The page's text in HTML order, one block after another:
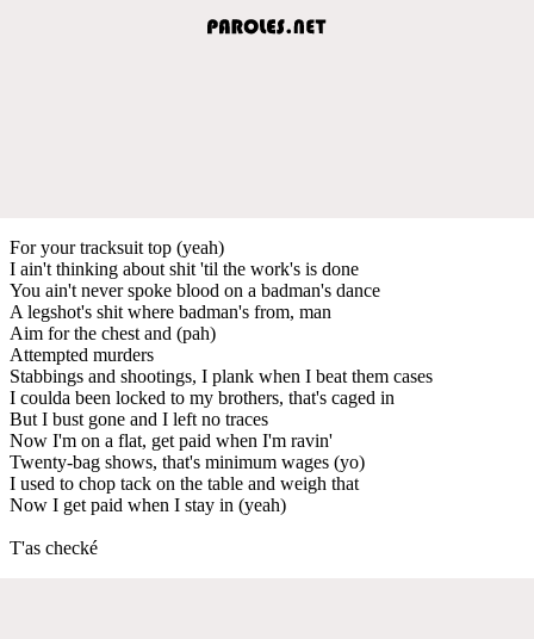
For your tracksuit top (yeah)
I ain't thinking about shit 'til the work's is done
You ain't never spoke blood on a badman's dance
A legshot's shit where badman's from, man
Aim for the chest and (pah)
Attempted murders
Stabbings and shootings, I plank when I beat them cases
I coulda been locked to my brothers, that's caged in
But I bust gone and I left no traces
Now I'm on a flat, get paid when I'm ravin'
Twenty-bag shows, that's minimum wages (yo)
I used to chop tack on the table and weigh that
Now I get paid when I stay in (yeah)
T'as checké